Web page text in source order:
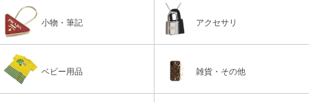
小物・筆記 アクセサリ
ベビー用品 雑貨・その他